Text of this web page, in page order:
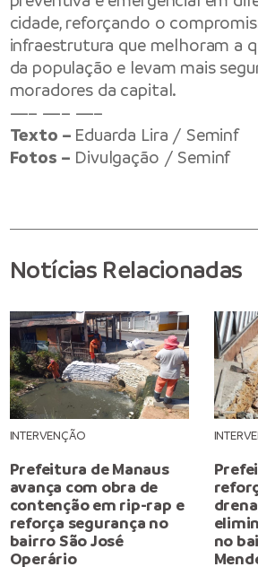
cidade, reforçando o
infraestrutura que melhoram a
da população e levam mais
moradores da capital.
—– —– —–
Texto – Eduarda Lira / Seminf
Fotos – Divulgação / Seminf
Notícias Relacionadas
INTERVENÇÃO
Prefeitura de Manaus
avança com obra de
contenção em rip-rap e
reforça segurança no
bairro São José
Operário
no